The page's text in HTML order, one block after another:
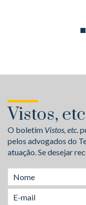
Vistos,
O boletim Vistos, etc.
pelos advogados do
atuação. Se desejar